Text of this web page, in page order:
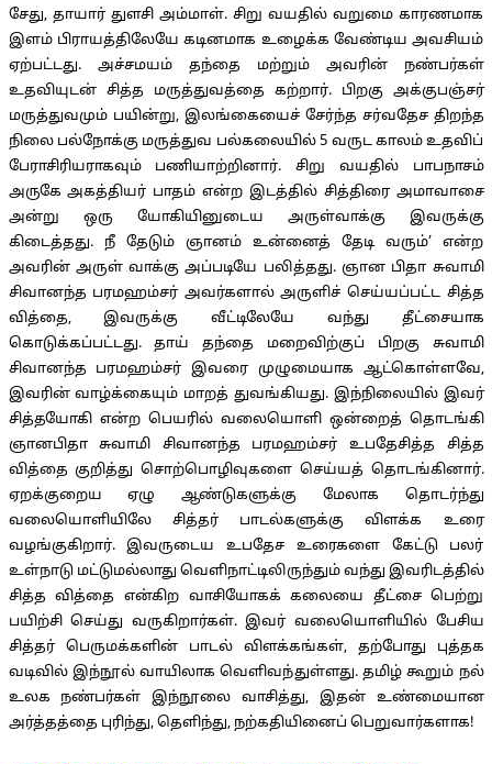
சேது, தாயார் துளசி அம்மாள். சிறு வயதில் வறுமை காரணமாக
இளம் பிராயத்திலேயே கடினமாக உழைக்க வேண்டிய அவசியம்
ஏற்பட்டது. அச்சமயம் தந்தை மற்றும் அவரின் நண்பர்கள்
உதவியுடன் சித்த மருத்துவத்தை கற்றார். பிறகு அக்குபஞ்சர்
மருத்துவமும் பயின்று, இலங்கையைச் சேர்ந்த சர்வதேச திறந்த
நிலை பல்நோக்கு மருத்துவ பல்கலையில் 5 வருட காலம் உதவிப்
பேராசிரியராகவும் பணியாற்றினார். சிறு வயதில் பாபநாசம்
அருகே அகத்தியர் பாதம் என்ற இடத்தில் சித்திரை அமாவாசை
அன்று ஒரு யோகியினுடைய அருள்வாக்கு இவருக்கு
கிடைத்தது. நீ தேடும் ஞானம் உன்னைத் தேடி வரும்’ என்ற
அவரின் அருள் வாக்கு அப்படியே பலித்தது. ஞான பிதா சுவாமி
சிவானந்த பரமஹம்சர் அவர்களால் அருளிச் செய்யப்பட்ட சித்த
வித்தை, இவருக்கு வீட்டிலேயே வந்து தீட்சையாக
கொடுக்கப்பட்டது. தாய் தந்தை மறைவிற்குப் பிறகு சுவாமி
சிவானந்த பரமஹம்சர் இவரை முழுமையாக ஆட்கொள்ளவே,
இவரின் வாழ்க்கையும் மாறத் துவங்கியது. இந்நிலையில் இவர்
சித்தயோகி என்ற பெயரில் வலையொளி ஒன்றைத் தொடங்கி
ஞானபிதா சுவாமி சிவானந்த பரமஹம்சர் உபதேசித்த சித்த
வித்தை குறித்து சொற்பொழிவுகளை செய்யத் தொடங்கினார்.
ஏறக்குறைய ஏழு ஆண்டுகளுக்கு மேலாக தொடர்ந்து
வலையொளியிலே சித்தர் பாடல்களுக்கு விளக்க உரை
வழங்குகிறார். இவருடைய உபதேச உரைகளை கேட்டு பலர்
உள்நாடு மட்டுமல்லாது வெளிநாட்டிலிருந்தும் வந்து இவரிடத்தில்
சித்த வித்தை என்கிற வாசியோகக் கலையை தீட்சை பெற்று
பயிற்சி செய்து வருகிறார்கள். இவர் வலையொளியில் பேசிய
சித்தர் பெருமக்களின் பாடல் விளக்கங்கள், தற்போது புத்தக
வடிவில் இந்நூல் வாயிலாக வெளிவந்துள்ளது. தமிழ் கூறும் நல்
உலக நண்பர்கள் இந்நூலை வாசித்து, இதன் உண்மையான
அர்த்தத்தை புரிந்து, தெளிந்து, நற்கதியினைப் பெறுவார்களாக!